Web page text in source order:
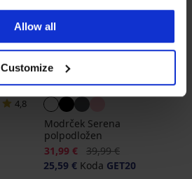
Allow all
Customize
4,8
-20 % GET20
Modrček Serena
polpodložen
Popust
31,99 € Prvotna cena
39,99 €
25,59 € Koda GET20